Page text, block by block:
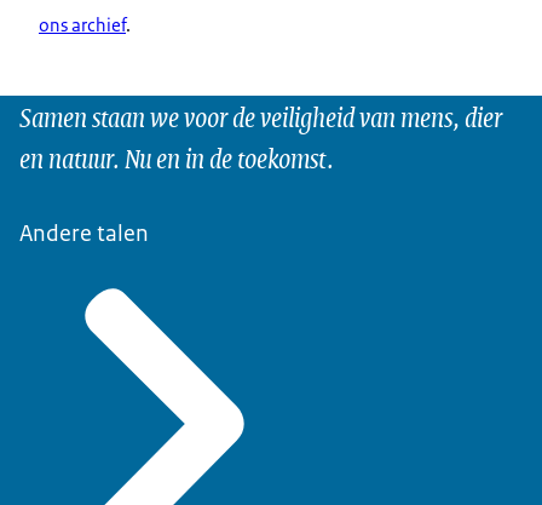
ons archief.
Samen staan we voor de veiligheid van mens, dier
en natuur. Nu en in de toekomst.
Andere talen